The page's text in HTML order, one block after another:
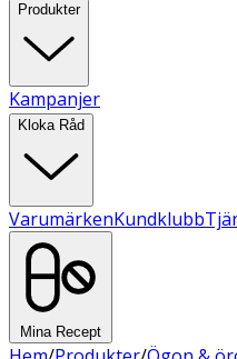
Produkter
Kampanjer
Kloka Råd
VarumärkenKundklubb
Mina Recept